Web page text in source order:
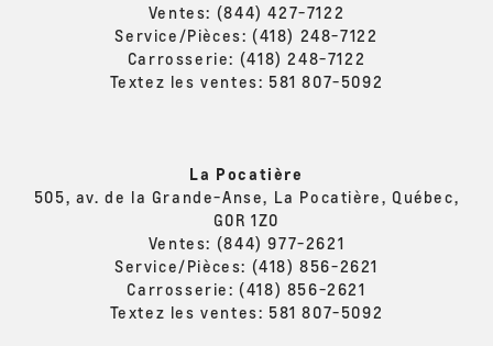
Ventes: (844) 427-7122
Service/Pièces: (418) 248-7122
Carrosserie: (418) 248-7122
Textez les ventes: 581 807-5092
La Pocatière
505, av. de la Grande-Anse, La Pocatière, Québec,
G0R 1Z0
Ventes: (844) 977-2621
Service/Pièces: (418) 856-2621
Carrosserie: (418) 856-2621
Textez les ventes: 581 807-5092